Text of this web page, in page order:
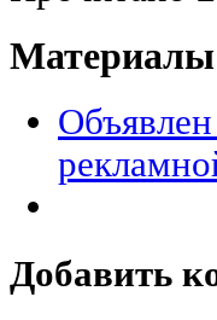
Материалы
Добавить